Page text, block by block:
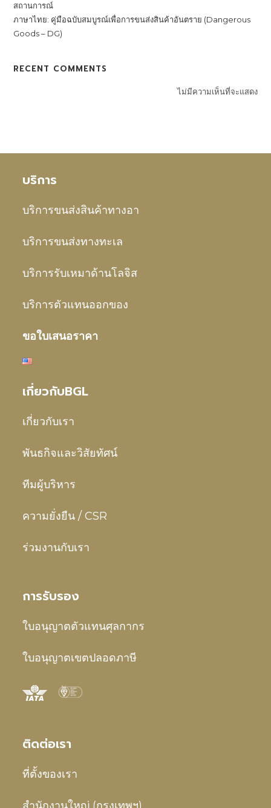
สถานการณ์
ภาษาไทย: คู่มือฉบับสมบูรณ์เพื่อการขนส่งสินค้าอันตราย (Dangerous
Goods – DG)
RECENT COMMENTS
ไม่มีความเห็นที่จะแสดง
บริการ
บริการขนส่งสินค้าทางอา
บริการขนส่งทางทะเล
บริการรับเหมาด้านโลจิส
บริการตัวแทนออกของ
ขอใบเสนอราคา
เกี่ยวกับBGL
เกี่ยวกับเรา
พันธกิจและวิสัยทัศน์
ทีมผู้บริหาร
ความยั่งยืน / CSR
ร่วมงานกับเรา
การรับรอง
ใบอนุญาตตัวแทนศุลกากร
ใบอนุญาตเขตปลอดภาษี
ติดต่อเรา
ที่ตั้งของเรา